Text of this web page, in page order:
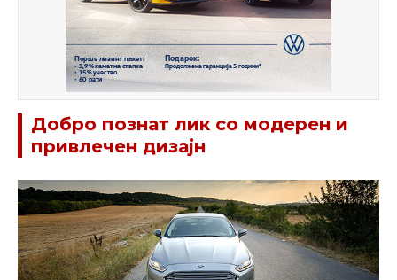
Добро познат лик со модерен и
привлечен дизајн